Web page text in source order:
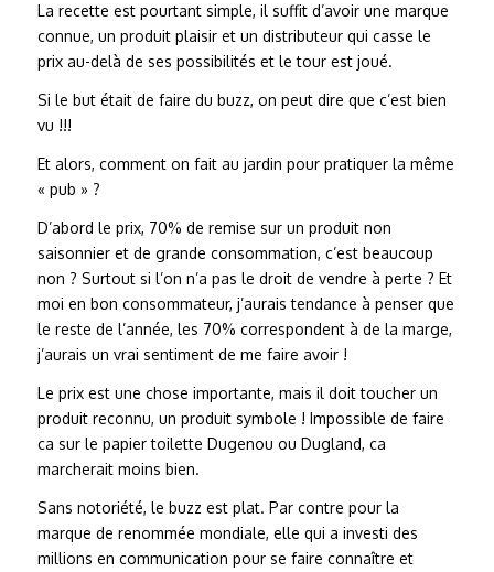
La recette est pourtant simple, il suffit d’avoir une marque
connue, un produit plaisir et un distributeur qui casse le
prix au-delà de ses possibilités et le tour est joué.
Si le but était de faire du buzz, on peut dire que c’est bien
vu !!!
Et alors, comment on fait au jardin pour pratiquer la même
« pub » ?
D’abord le prix, 70% de remise sur un produit non
saisonnier et de grande consommation, c’est beaucoup
non ? Surtout si l’on n’a pas le droit de vendre à perte ? Et
moi en bon consommateur, j’aurais tendance à penser que
le reste de l’année, les 70% correspondent à de la marge,
j’aurais un vrai sentiment de me faire avoir !
Le prix est une chose importante, mais il doit toucher un
produit reconnu, un produit symbole ! Impossible de faire
ca sur le papier toilette Dugenou ou Dugland, ca
marcherait moins bien.
Sans notoriété, le buzz est plat. Par contre pour la
marque de renommée mondiale, elle qui a investi des
millions en communication pour se faire connaître et